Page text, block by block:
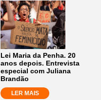
Lei Maria da Penha. 20
anos depois. Entrevista
especial com Juliana
Brandão
LER MAIS